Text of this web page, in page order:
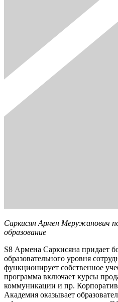
Саркисян Армен Меружанович
образование
S8 Армена Саркисяна придает
образовательного уровня
функционирует собственное
программа включает курсы
коммуникации и пр.
Академия оказывает